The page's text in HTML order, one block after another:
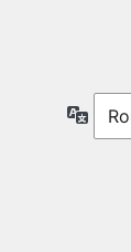
Limbă